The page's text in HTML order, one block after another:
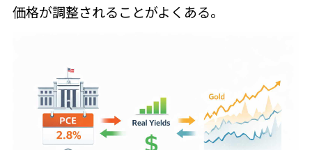
価格が調整されることがよくある。